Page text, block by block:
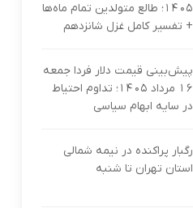
۱۴۰۵؛ طالع متولدین تمام ماه‌ها
+ تفسیر کامل غزل شانزدهم
پیش‌بینی قیمت دلار فردا جمعه
۱۶ مرداد ۱۴۰۵؛ تداوم احتیاط
در سایه ابهام سیاسی
رگبار پراکنده در نیمه شمالی
استان تهران تا شنبه